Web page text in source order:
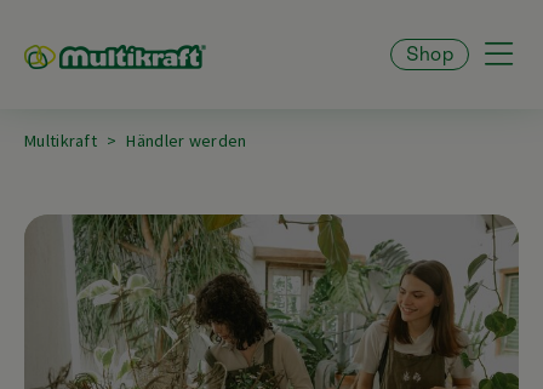
Shop
Multikraft Händler werden